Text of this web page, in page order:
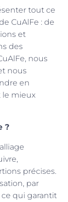
tout ce
CuAlFe : de
et
des
nous
nous
en
mieux
?
précises.
par
qui garantit